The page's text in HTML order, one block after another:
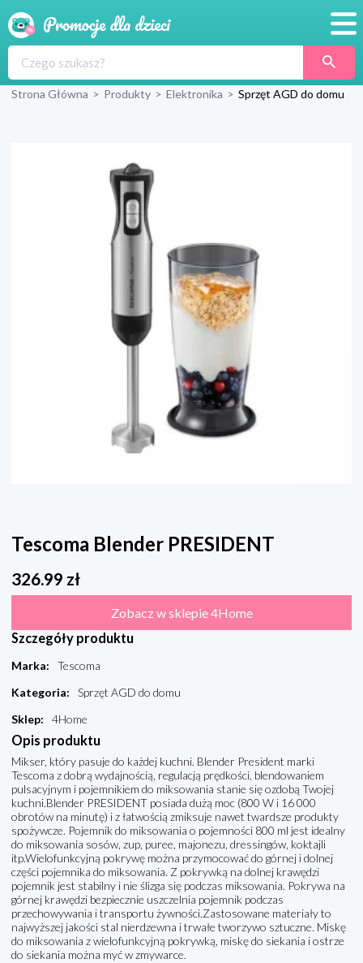
Produkty
Strona Główna > Produkty > Elektronika > Sprzęt AGD do domu
Tescoma Blender PRESIDENT
326.99 zł
Zobacz w sklepie 4Home
Szczegóły produktu
Marka:
Tescoma
Kategoria:
Sprzęt AGD do domu
Sklep: 4Home
Opis produktu
Mikser, który pasuje do każdej kuchni. Blender President marki
Tescoma z dobrą wydajnością, regulacją prędkości, blendowaniem
pulsacyjnym i pojemnikiem do miksowania stanie się ozdobą Twojej
kuchni.Blender PRESIDENT posiada dużą moc (800 W i 16 000
obrotów na minutę) i z łatwością zmiksuje nawet twardsze produkty
spożywcze. Pojemnik do miksowania o pojemności 800 ml jest idealny
do miksowania sosów, zup, puree, majonezu, dressingów, koktajli
itp.Wielofunkcyjną pokrywę można przymocować do górnej i dolnej
części pojemnika do miksowania. Z pokrywką na dolnej krawędzi
pojemnik jest stabilny i nie ślizga się podczas miksowania. Pokrywa na
górnej krawędzi bezpiecznie uszczelnia pojemnik podczas
przechowywania i transportu żywności.Zastosowane materiały to
najwyższej jakości stal nierdzewna i trwałe tworzywo sztuczne. Miskę
do miksowania z wielofunkcyjną pokrywką, miskę do siekania i ostrze
do siekania można myć w zmywarce.